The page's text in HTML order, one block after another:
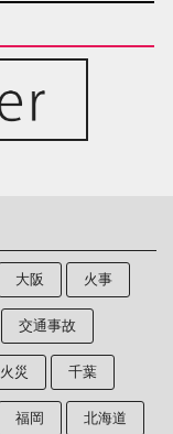
大阪 火事
交通事故
火災 千葉
福岡 北海道